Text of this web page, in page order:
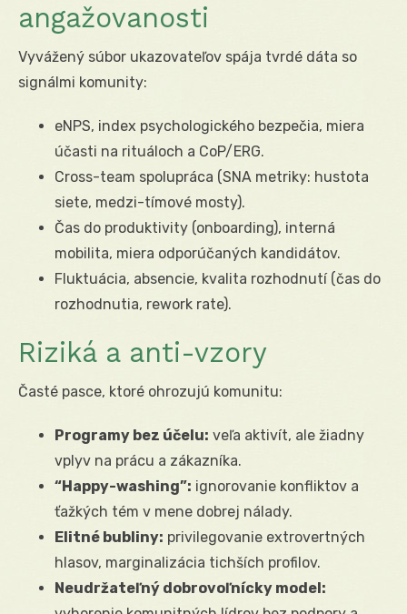
angažovanosti
Vyvážený súbor ukazovateľov spája tvrdé dáta so
signálmi komunity:
eNPS, index psychologického bezpečia, miera
účasti na rituáloch a CoP/ERG.
Cross-team spolupráca (SNA metriky: hustota
siete, medzi-tímové mosty).
Čas do produktivity (onboarding), interná
mobilita, miera odporúčaných kandidátov.
Fluktuácia, absencie, kvalita rozhodnutí (čas do
rozhodnutia, rework rate).
Riziká a anti-vzory
Časté pasce, ktoré ohrozujú komunitu:
Programy bez účelu: veľa aktivít, ale žiadny
vplyv na prácu a zákazníka.
“Happy-washing”: ignorovanie konfliktov a
ťažkých tém v mene dobrej nálady.
Elitné bubliny: privilegovanie extrovertných
hlasov, marginalizácia tichších profilov.
Neudržateľný dobrovoľnícky model: